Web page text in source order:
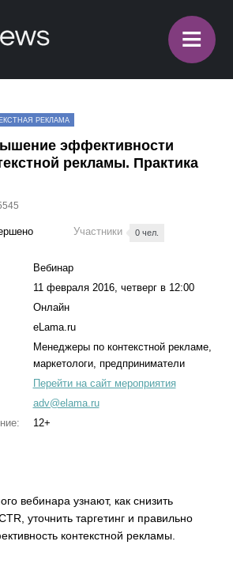
≡
РЕКЛАМА
эффективности
рекламы. Практика
Участники 0 чел.
Вебинар
11 февраля 2016, четверг в 12:00
Онлайн
eLama.ru
Менеджеры по контекстной рекламе,
маркетологи, предприниматели
Перейти на сайт мероприятия
adv@elama.ru
12+
вебинара узнают, как снизить
уточнить таргетинг и правильно
контекстной рекламы.